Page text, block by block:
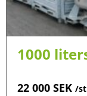
1000
22 000 SEK /